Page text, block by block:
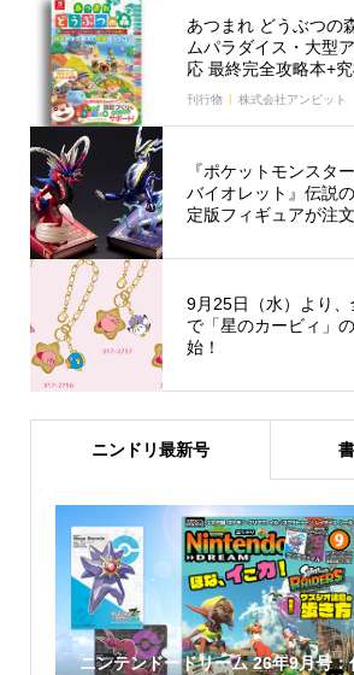
あつまれ どうぶつの
ムパラダイス・大型
応 最終完全攻略本+
刊行物 株式会社アンビット
『ポケットモンスタ
バイオレット』伝説
定版フィギュアが注
9月25日（水）より
で「星のカービィ」
始！
ニンドリ最新号
ニンテンドードリーム 26年9月号：